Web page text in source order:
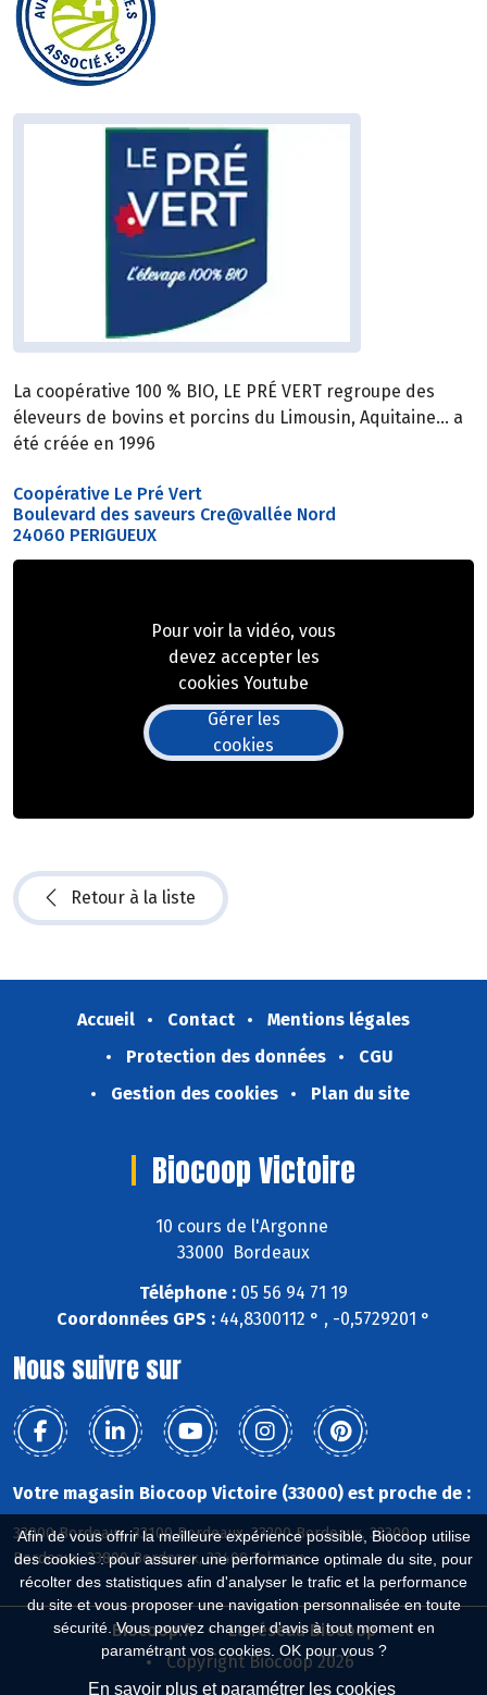
Afin de vous offrir la meilleure expérience possible, Biocoop utilise
des cookies : pour assurer une performance optimale du site, pour
récolter des statistiques afin d'analyser le trafic et la performance
du site et vous proposer une navigation personnalisée en toute
sécurité. Vous pouvez changer d'avis à tout moment en
paramétrant vos cookies. OK pour vous ?
En savoir plus et paramétrer les cookies
La coopérative 100 % BIO, LE PRÉ VERT regroupe des
éleveurs de bovins et porcins du Limousin, Aquitaine… a
été créée en 1996
Coopérative Le Pré Vert
Boulevard des saveurs Cre@vallée Nord
24060 PERIGUEUX
Pour voir la vidéo, vous
devez accepter les
cookies Youtube
Gérer les
cookies
Retour à la liste
Accueil Contact
Mentions légales
Protection des données
CGU
Gestion des cookies
Plan du site
Biocoop Victoire
10 cours de l'Argonne
33000 Bordeaux
Téléphone : 05 56 94 71 19
Coordonnées GPS : 44,8300112 ° , -0,5729201 °
Nous suivre sur
Votre magasin Biocoop Victoire (33000) est proche de :
33000 Bordeaux, 33100 Bordeaux, 33200 Bordeaux, 33300
Bordeaux, 33800 Bordeaux, 33400 Talence
Biocoop.fr
Le réseau Biocoop
Copyright Biocoop 2026